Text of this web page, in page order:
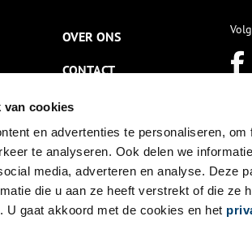
van cookies
en advertenties te personaliseren,
te analyseren. Ook delen we
media, adverteren en analyse. Deze
die u aan ze heeft verstrekt of die ze
U gaat akkoord met de cookies en het
OVER ONS
CONTACT
NIEUWSBRIEF
DISCLAIMER
PRIVACY
TOEGANKELIJKHEID